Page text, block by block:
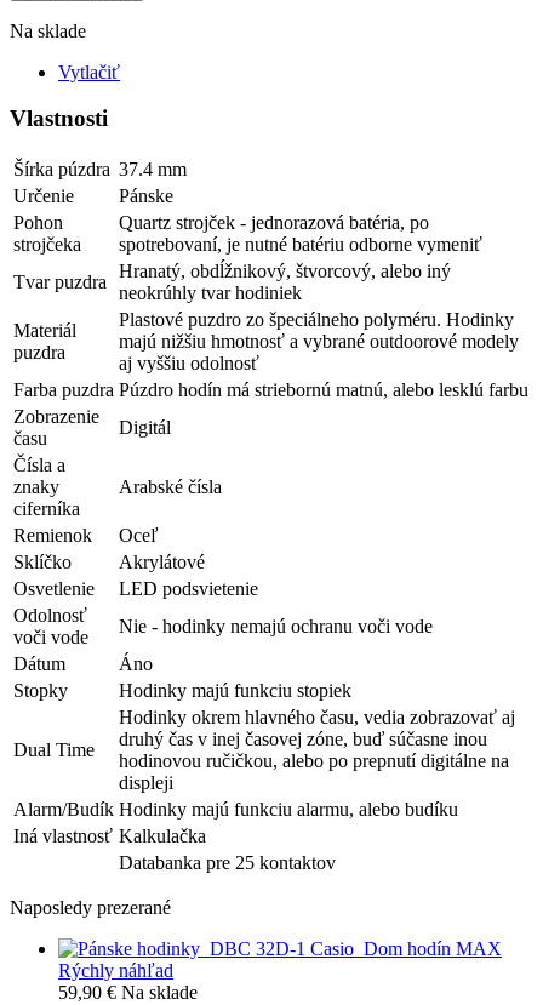
Na sklade
Vytlačiť
Vlastnosti
Šírka púzdra 37.4 mm
Určenie
Pánske
Pohon
strojčeka
Quartz strojček - jednorazová batéria, po
spotrebovaní, je nutné batériu odborne vymeniť
Tvar puzdra
Hranatý, obdĺžnikový, štvorcový, alebo iný
neokrúhly tvar hodiniek
Materiál
puzdra
Plastové puzdro zo špeciálneho polyméru. Hodinky
majú nižšiu hmotnosť a vybrané outdoorové modely
aj vyššiu odolnosť
Farba puzdra Púzdro hodín má striebornú matnú, alebo lesklú farbu
Zobrazenie
času
Digitál
Čísla a
znaky
ciferníka
Arabské čísla
Remienok
Oceľ
Sklíčko
Akrylátové
Osvetlenie
LED podsvietenie
Odolnosť
voči vode
Nie - hodinky nemajú ochranu voči vode
Dátum
Áno
Stopky
Hodinky majú funkciu stopiek
Dual Time
Hodinky okrem hlavného času, vedia zobrazovať aj
druhý čas v inej časovej zóne, buď súčasne inou
hodinovou ručičkou, alebo po prepnutí digitálne na
displeji
Alarm/Budík Hodinky majú funkciu alarmu, alebo budíku
Iná vlastnosť Kalkulačka
Databanka pre 25 kontaktov
Naposledy prezerané
Rýchly náhľad
59,90 € Na sklade